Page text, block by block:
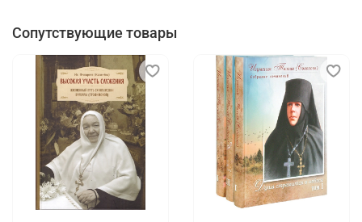
Сопутствующие товары